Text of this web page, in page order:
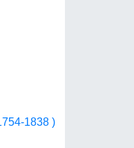
1838 )